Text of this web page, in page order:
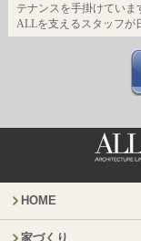
テナンスを手掛けていま
ALLを支えるスタッフが
HOME
家づくり